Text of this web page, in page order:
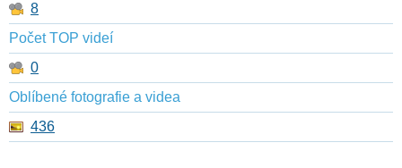
8
Počet TOP videí
0
Oblíbené fotografie a videa
436